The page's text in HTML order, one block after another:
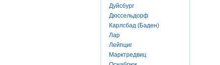
Дуйсбург
Дюссельдорф
Карлсбад (Баден)
Лар
Лейпциг
Марктредвиц